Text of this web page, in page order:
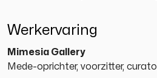
Werkervaring
Mimesia Gallery
Mede-oprichter, voorzitter,